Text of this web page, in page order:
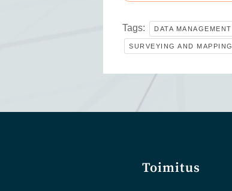
Tags: DATA MANAGEMENT
SURVEYING AND MAPPING
Toimitus